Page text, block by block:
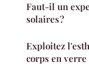
Faut-il un
solaires ?
Exploitez
corps en verre